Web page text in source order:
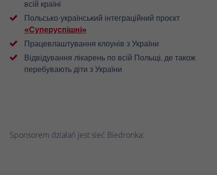
всій країні
Польсько-український інтеграційний проєкт
«Суперуспішні»
Працевлаштування клоунів з України
Відвідування лікарень по всій Польщі, де також
перебувають діти з України
Sponsorem działań jest sieć Biedronka: